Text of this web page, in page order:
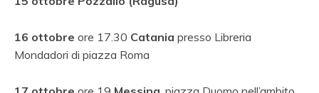
16 ottobre ore 17.30 Catania presso Libreria
Mondadori di piazza Roma